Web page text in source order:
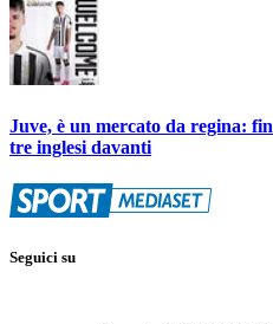
Juve, è un mercato da regina:
tre inglesi davanti
Seguici su